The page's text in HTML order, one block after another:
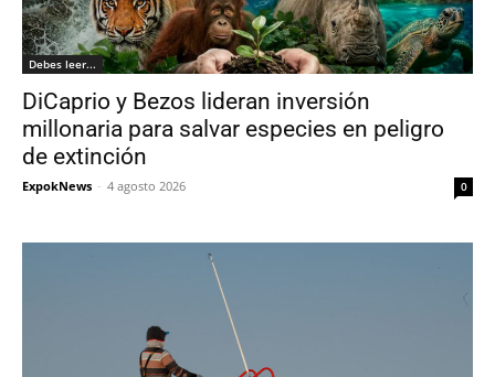
Debes leer...
DiCaprio y Bezos lideran inversión
millonaria para salvar especies en peligro
de extinción
ExpokNews - 4 agosto 2026 0